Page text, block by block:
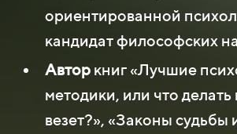
ориентированной
кандидат философских
Автор книг «Лучшие
методики, или что делать
везет?», «Законы судьбы